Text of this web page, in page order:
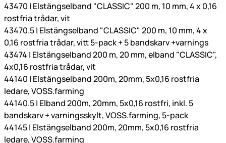
43470 | Elstängselband "CLASSIC" 200 m, 10 mm, 4 x 0,16
rostfria trådar, vit
43470.5 | Elstängselband "CLASSIC" 200 m, 10 mm, 4 x
0,16 rostfria trådar, vitt 5-pack + 5 bandskarv +varnings
43474 | Elstängselband 200 m, 20 mm, elband "CLASSIC",
4x0,16 rostfria trådar, vit
44140 | Elstängselband 200m, 20mm, 5x0,16 rostfria
ledare, VOSS.farming
44140.5 | Elband 200m, 20mm, 5x0,16 rostfri, inkl. 5
bandskarv + varningsskylt, VOSS.farming, 5-pack
44145 | Elstängselband 200m, 20mm, 5x0,16 rostfria
ledare, VOSS.farming